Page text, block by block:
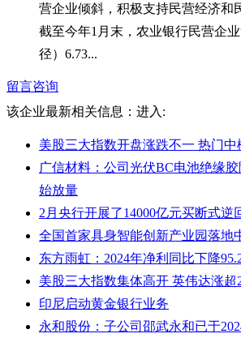
营企业倾斜，积极支持民营经济和
截至今年1月末，农业银行民营企
径）6.73...
留言咨询
该企业最新相关信息： 进入:
美股三大指数开盘涨跌不一 热门中
广信材料：公司光伏BC电池绝缘
始放量
2月央行开展了14000亿元买断式逆
全国首家具身智能创新产业园落地
东方雨虹：2024年净利同比下降
美股三大指数集体高开 英伟达涨超
印尼启动黄金银行业务
永和股份：子公司邵武永和已于